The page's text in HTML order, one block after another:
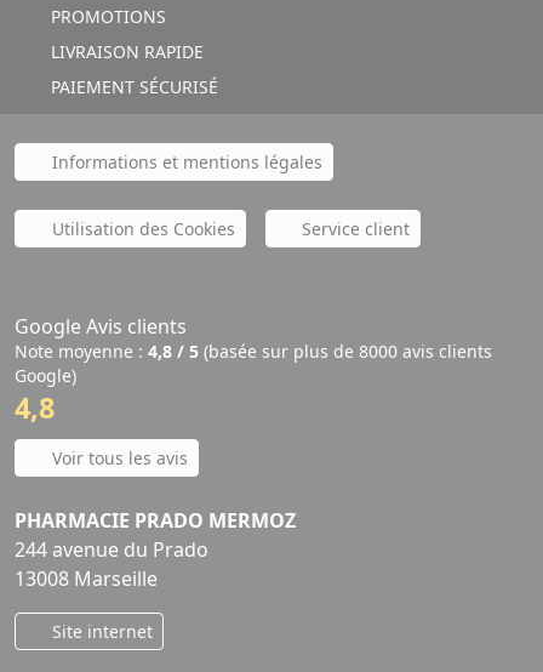
PROMOTIONS
LIVRAISON RAPIDE
PAIEMENT SÉCURISÉ
Informations et mentions légales
Utilisation des Cookies Service client
Google Avis clients
Note moyenne : 4,8 / 5 (basée sur plus de 8000 avis clients
Google)
4,8
Voir tous les avis
PHARMACIE PRADO MERMOZ
244 avenue du Prado
13008 Marseille
Site internet